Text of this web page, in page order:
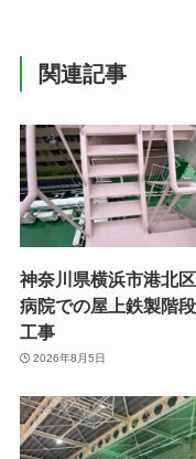
関連記事
神奈川県横浜市港北
病院での屋上鉄製階
工事
2026年8月5日